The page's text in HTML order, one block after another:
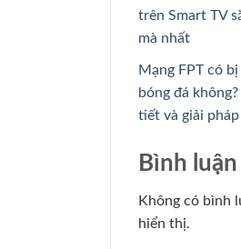
trên Smart TV
mà nhất
Mạng FPT có
bóng đá
tiết và giải
Bình
Không có bình
hiển thị.